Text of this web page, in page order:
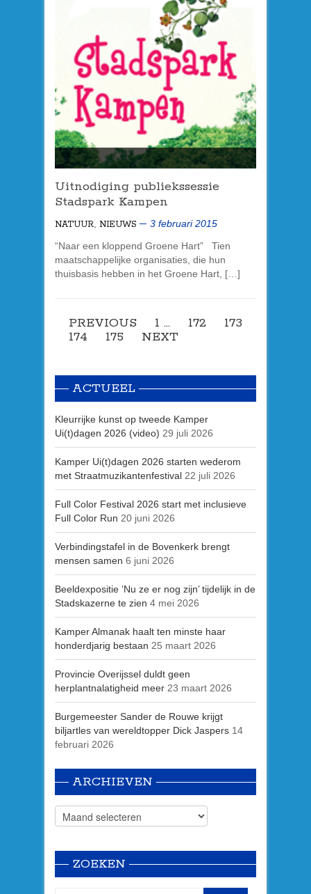
Uitnodiging publiekssessie
Stadspark Kampen
NATUUR NIEUWS
3 februari 2015
“Naar een kloppend Groene Hart” Tien
maatschappelijke organisaties, die hun
thuisbasis hebben in het Groene Hart, […]
PREVIOUS 1 … 172
173
174
175 NEXT
ACTUEEL
Kleurrijke kunst op tweede Kamper
Ui(t)dagen 2026 (video) 29 juli 2026
Kamper Ui(t)dagen 2026 starten wederom
met Straatmuzikantenfestival 22 juli 2026
Full Color Festival 2026 start met inclusieve
Full Color Run 20 juni 2026
Verbindingstafel in de Bovenkerk brengt
mensen samen 6 juni 2026
Beeldexpositie ’Nu ze er nog zijn’ tijdelijk in de
Stadskazerne te zien 4 mei 2026
Kamper Almanak haalt ten minste haar
honderdjarig bestaan 25 maart 2026
Provincie Overijssel duldt geen
herplantnalatigheid meer 23 maart 2026
Burgemeester Sander de Rouwe krijgt
biljartles van wereldtopper Dick Jaspers 14
februari 2026
ARCHIEVEN
ZOEKEN